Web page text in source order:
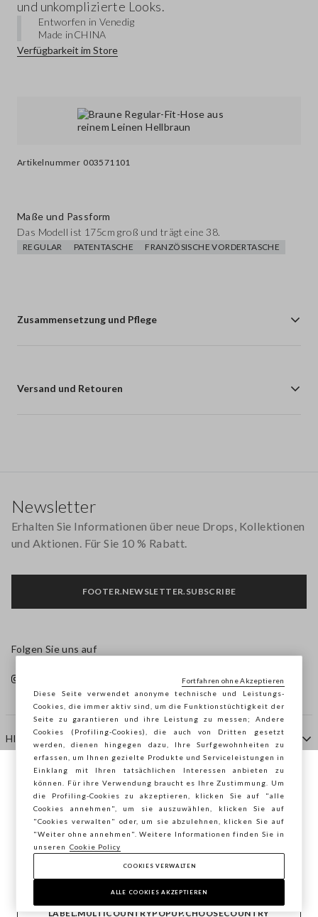
Artikelnummer 003571101
und unkomplizierte Looks.
Entworfen in Venedig
Made inCHINA
Verfügbarkeit im Store
Maße und Passform
Das Modell ist 175cm groß und trägt eine 38.
REGULAR PATENTASCHE FRANZÖSISCHE VORDERTASCHE
Zusammensetzung und Pflege
Versand und Retouren
HILFE
AGENTUR
KONTAKTE
Newsletter
Erhalten Sie Informationen über neue Drops, Kollektionen
und Aktionen. Für Sie 10 % Rabatt.
FOOTER.NEWSLETTER.SUBSCRIBE
Folgen Sie uns auf
Copyright © Ovs S.p.A. MwSt.-Nr. 04240010274 - Kap.
Kap. 290.923.470 -2.4.0
Sie surfen auf der Seite von STEFANEL
Österreich, möchten Sie Ihren Standort
speichern?
BESTÄTIGEN
LABEL.MULTICOUNTRYPOPUP.CHOOSECOUNTRY
footer.item.country Österreich
Diese Seite verwendet anonyme technische und Leistungs-
Cookies, die immer aktiv sind, um die Funktionstüchtigkeit der
Seite zu garantieren und ihre Leistung zu messen; Andere
Cookies (Profiling-Cookies), die auch von Dritten gesetzt
werden, dienen hingegen dazu, Ihre Surfgewohnheiten zu
erfassen, um Ihnen gezielte Produkte und Serviceleistungen in
Einklang mit Ihren tatsächlichen Interessen anbieten zu
können. Für ihre Verwendung braucht es Ihre Zustimmung. Um
die Profiling-Cookies zu akzeptieren, klicken Sie auf "alle
Cookies annehmen", um sie auszuwählen, klicken Sie auf
"Cookies verwalten" oder, um sie abzulehnen, klicken Sie auf
"Weiter ohne annehmen". Weitere Informationen finden Sie in
unseren
Cookie Policy
COOKIES VERWALTEN
ALLE COOKIES AKZEPTIEREN
Fortfahren ohne Akzeptieren